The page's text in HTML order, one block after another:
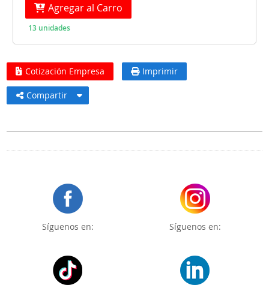
Agregar al Carro
13 unidades
Cotización Empresa Imprimir
Compartir
Síguenos en: Síguenos en: